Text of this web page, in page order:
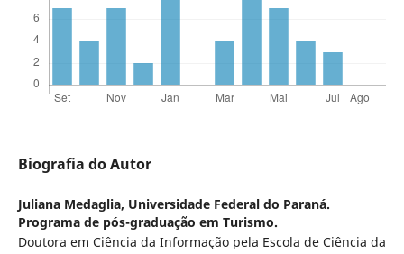
Biografia do Autor
Juliana Medaglia, Universidade Federal do Paraná.
Programa de pós-graduação em Turismo.
Doutora em Ciência da Informação pela Escola de Ciência da